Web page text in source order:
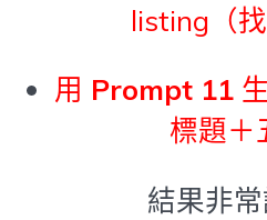
listing（找
用 Prompt 11
標題＋
結果非常